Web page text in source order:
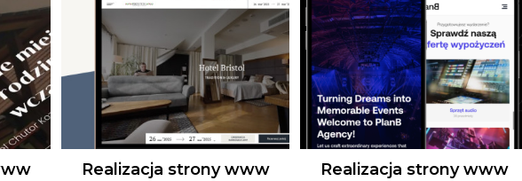
Realizacja strony www Realizacja strony www